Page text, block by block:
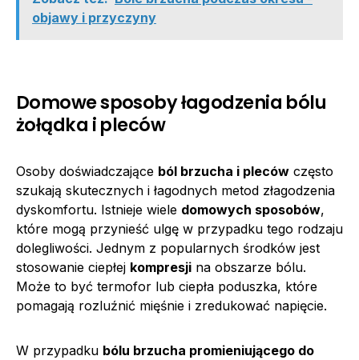
objawy i przyczyny
Domowe sposoby łagodzenia bólu
żołądka i pleców
Osoby doświadczające ból brzucha i pleców często
szukają skutecznych i łagodnych metod złagodzenia
dyskomfortu. Istnieje wiele domowych sposobów,
które mogą przynieść ulgę w przypadku tego rodzaju
dolegliwości. Jednym z popularnych środków jest
stosowanie ciepłej kompresji na obszarze bólu.
Może to być termofor lub ciepła poduszka, które
pomagają rozluźnić mięśnie i zredukować napięcie.
W przypadku bólu brzucha promieniującego do